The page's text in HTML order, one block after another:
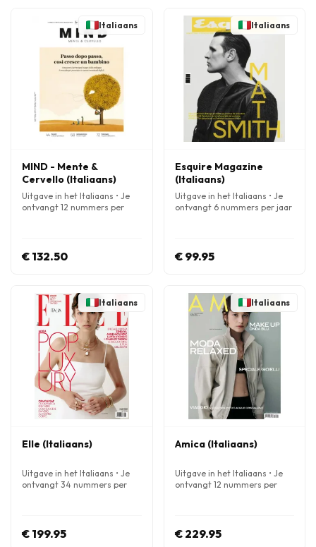
Italiaans
MIND - Mente &
Cervello (Italiaans)
Uitgave in het Italiaans • Je
ontvangt 12 nummers per
€ 132.50
Italiaans
Esquire Magazine
(Italiaans)
Uitgave in het Italiaans • Je
ontvangt 6 nummers per jaar
€ 99.95
Italiaans
Elle (Italiaans)
Uitgave in het Italiaans • Je
ontvangt 34 nummers per
€ 199.95
Italiaans
Amica (Italiaans)
Uitgave in het Italiaans • Je
ontvangt 12 nummers per
€ 229.95